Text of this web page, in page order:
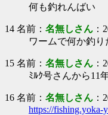
何も釣れんばい
14 名前： 名無しさん ：
ワームで何か釣り
15 名前： 名無しさん ：
ﾐﾙｸ号さんから11
16 名前： 名無しさん ：
https://fishing.yoka-